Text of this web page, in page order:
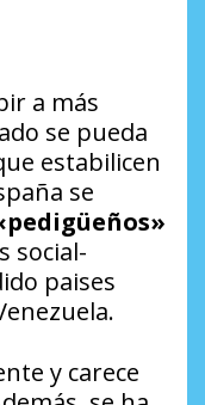
a más
se pueda
estabilicen
se
social-
paises
y carece